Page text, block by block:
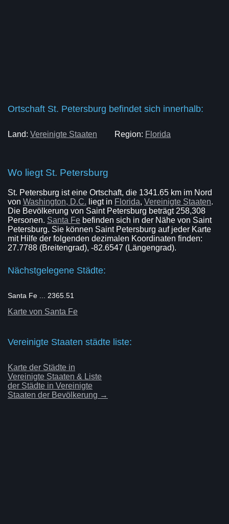
Ortschaft St. Petersburg befindet sich innerhalb:
Land: Vereinigte Staaten Region: Florida
Wo liegt St. Petersburg
St. Petersburg ist eine Ortschaft, die 1341.65 km im Nord
von Washington, D.C. liegt in Florida, Vereinigte Staaten.
Die Bevölkerung von Saint Petersburg beträgt 258,308
Personen. Santa Fe befinden sich in der Nähe von Saint
Petersburg. Sie können Saint Petersburg auf jeder Karte
mit Hilfe der folgenden dezimalen Koordinaten finden:
27.7788 (Breitengrad), -82.6547 (Längengrad).
Nächstgelegene Städte:
Santa Fe ... 2365.51
Karte von Santa Fe
Vereinigte Staaten städte liste:
Karte der Städte in
Vereinigte Staaten & Liste
der Städte in Vereinigte
Staaten der Bevölkerung →